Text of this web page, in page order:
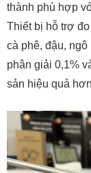
thành phù hợp
Thiết bị hỗ trợ
cà phê, đậu,
phân giải 0,1%
sản hiệu quả